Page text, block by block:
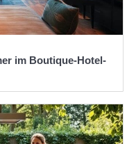
im Boutique-Hotel-